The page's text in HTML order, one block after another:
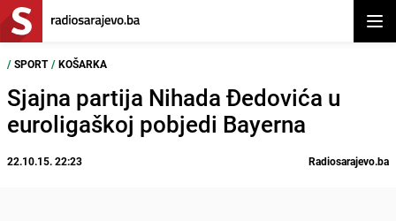
/ SPORT / KOŠARKA
Sjajna partija Nihada Đedovića u
euroligaškoj pobjedi Bayerna
22.10.15. 22:23 Radiosarajevo.ba